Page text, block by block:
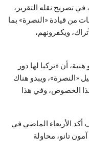
تصريح نقله التقرير،
من قيادة «النصرة» بما
ويكفرونهم،
أن «تركيا لها دور
«النصرة»، ويبدو هناك
الخصوص، وفي هذا
الأربعاء الماضي في
تانو، محاولة